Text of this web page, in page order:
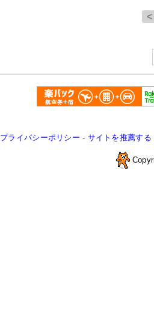
プライバシーポリシー - サイトを推薦する